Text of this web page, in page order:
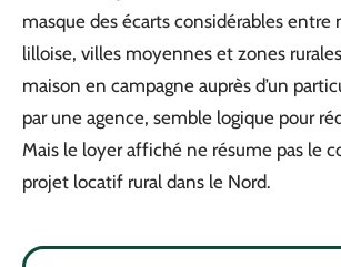
masque des écarts considérables entre
lilloise, villes moyennes et zones
maison en campagne auprès d’un
par une agence, semble logique pour
Mais le loyer affiché ne résume pas le
projet locatif rural dans le Nord.